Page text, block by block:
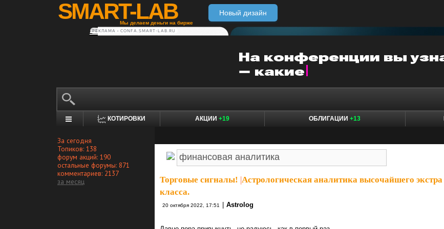
SMART-LAB
Мы делаем деньги на бирже
Новый дизайн
РЕКЛАМА • CONFA.SMART-LAB.RU
КОТИРОВКИ АКЦИИ +19 ОБЛИГАЦИИ +13
За сегодня
Топиков: 138
форум акций: 190
остальные форумы: 871
комментариев: 2137
за месяц
Торговые сигналы! Астрологическая аналитика высочайшего экстра
класса.
20 октября 2022, 17:51 Astrolog